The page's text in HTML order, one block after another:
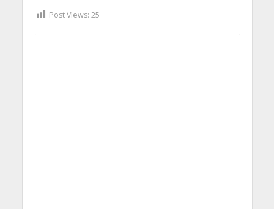
Post Views: 25